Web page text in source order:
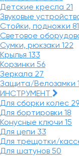
Детские кресла 21
Звуковые
Стойки, подножки 81
Световое
Сумки, рюкзаки 122
Крылья 133
Корзинки 56
Зеркала 27
Защита/Велозамки
ИНСТРУМЕНТ
Для сборки колес 29
Для бортировки 18
Конусные ключи 15
Для цепи 33
Для трещотки/
Для шатунов 50